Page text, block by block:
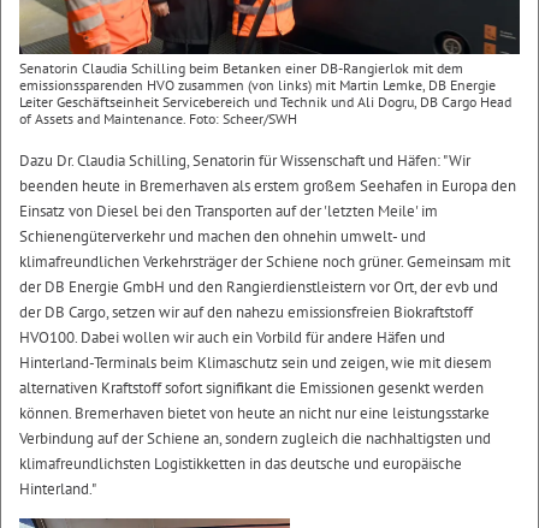
Senatorin Claudia Schilling beim Betanken einer DB-Rangierlok mit dem
emissionssparenden HVO zusammen (von links) mit Martin Lemke, DB Energie
Leiter Geschäftseinheit Servicebereich und Technik und Ali Dogru, DB Cargo Head
of Assets and Maintenance. Foto: Scheer/SWH
Dazu Dr. Claudia Schilling, Senatorin für Wissenschaft und Häfen: "Wir
beenden heute in Bremerhaven als erstem großem Seehafen in Europa den
Einsatz von Diesel bei den Transporten auf der 'letzten Meile' im
Schienengüterverkehr und machen den ohnehin umwelt- und
klimafreundlichen Verkehrsträger der Schiene noch grüner. Gemeinsam mit
der DB Energie GmbH und den Rangierdienstleistern vor Ort, der evb und
der DB Cargo, setzen wir auf den nahezu emissionsfreien Biokraftstoff
HVO100. Dabei wollen wir auch ein Vorbild für andere Häfen und
Hinterland-Terminals beim Klimaschutz sein und zeigen, wie mit diesem
alternativen Kraftstoff sofort signifikant die Emissionen gesenkt werden
können. Bremerhaven bietet von heute an nicht nur eine leistungsstarke
Verbindung auf der Schiene an, sondern zugleich die nachhaltigsten und
klimafreundlichsten Logistikketten in das deutsche und europäische
Hinterland."